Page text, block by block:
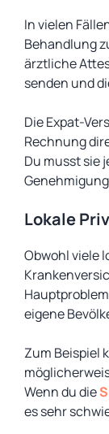
In vielen
Behandlung
ärztliche
senden und
Die Expat-
Rechnung
Du musst sie
Lokale
Obwohl viele
eigene
Zum Beispiel
Wenn du die
es sehr